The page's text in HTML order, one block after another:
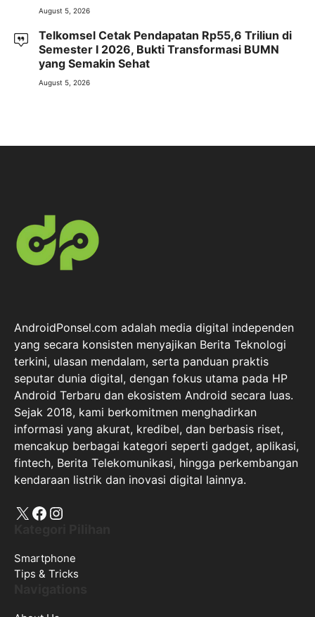
August 5, 2026
Telkomsel Cetak Pendapatan Rp55,6 Triliun di
Semester I 2026, Bukti Transformasi BUMN
yang Semakin Sehat
August 5, 2026
AndroidPonsel.com adalah media digital independen
yang secara konsisten menyajikan Berita Teknologi
terkini, ulasan mendalam, serta panduan praktis
seputar dunia digital, dengan fokus utama pada HP
Android Terbaru dan ekosistem Android secara luas.
Sejak 2018, kami berkomitmen menghadirkan
informasi yang akurat, kredibel, dan berbasis riset,
mencakup berbagai kategori seperti gadget, aplikasi,
fintech, Berita Telekomunikasi, hingga perkembangan
kendaraan listrik dan inovasi digital lainnya.
X Facebook
Instagram
Smartphone
Tips & Tricks